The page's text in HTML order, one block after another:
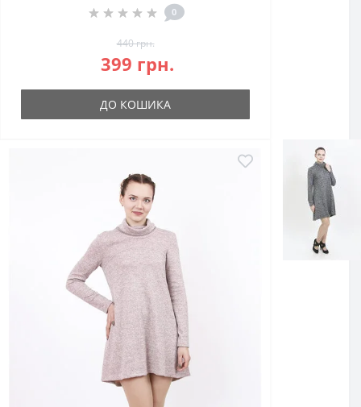
0
440 грн.
399 грн.
ДО КОШИКА